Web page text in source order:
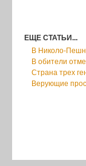
ЕЩЕ СТАТЬИ...
В Николо-
В обители
Страна трех
Верующие